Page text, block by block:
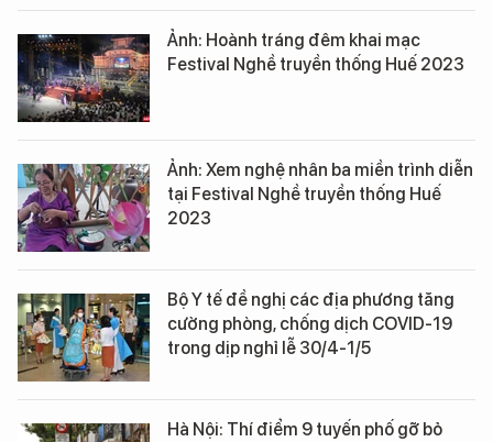
Ảnh: Hoành tráng đêm khai mạc
Festival Nghề truyền thống Huế 2023
Ảnh: Xem nghệ nhân ba miền trình diễn
tại Festival Nghề truyền thống Huế
2023
Bộ Y tế đề nghị các địa phương tăng
cường phòng, chống dịch COVID-19
trong dịp nghỉ lễ 30/4-1/5
Hà Nội: Thí điểm 9 tuyến phố gỡ bỏ